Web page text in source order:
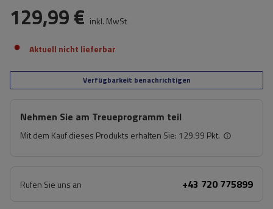
129,99 € inkl. MwSt
Aktuell nicht lieferbar
Verfügbarkeit benachrichtigen
Nehmen Sie am Treueprogramm teil
Mit dem Kauf dieses Produkts erhalten Sie: 129.99 Pkt.
Rufen Sie uns an +43 720 775899